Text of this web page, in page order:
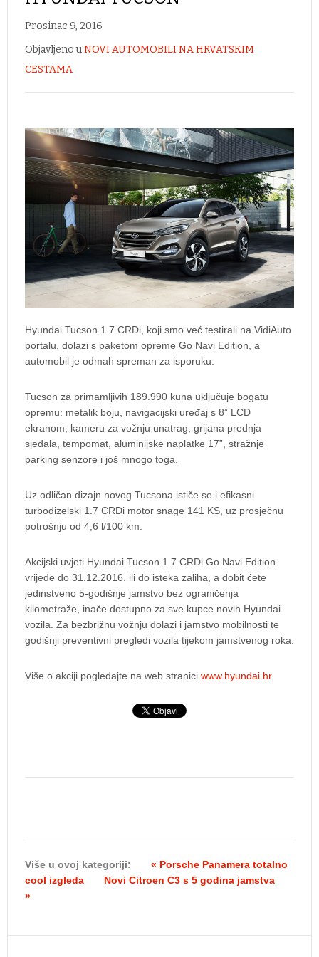
Prosinac 9, 2016
Objavljeno uNOVI AUTOMOBILI NA HRVATSKIM
CESTAMA
Hyundai Tucson 1.7 CRDi, koji smo već testirali na VidiAuto
portalu, dolazi s paketom opreme Go Navi Edition, a
automobil je odmah spreman za isporuku.
Tucson za primamljivih 189.990 kuna uključuje bogatu
opremu: metalik boju, navigacijski uređaj s 8” LCD
ekranom, kameru za vožnju unatrag, grijana prednja
sjedala, tempomat, aluminijske naplatke 17”, stražnje
parking senzore i još mnogo toga.
Uz odličan dizajn novog Tucsona ističe se i efikasni
turbodizelski 1.7 CRDi motor snage 141 KS, uz prosječnu
potrošnju od 4,6 l/100 km.
Akcijski uvjeti Hyundai Tucson 1.7 CRDi Go Navi Edition
vrijede do 31.12.2016. ili do isteka zaliha, a dobit ćete
jedinstveno 5-godišnje jamstvo bez ograničenja
kilometraže, inače dostupno za sve kupce novih Hyundai
vozila. Za bezbrižnu vožnju dolazi i jamstvo mobilnosti te
godišnji preventivni pregledi vozila tijekom jamstvenog roka.
Više o akciji pogledajte na web stranici www.hyundai.hr
Više u ovoj kategoriji:
« Porsche Panamera totalno
cool izgleda
Novi Citroen C3 s 5 godina jamstva
»